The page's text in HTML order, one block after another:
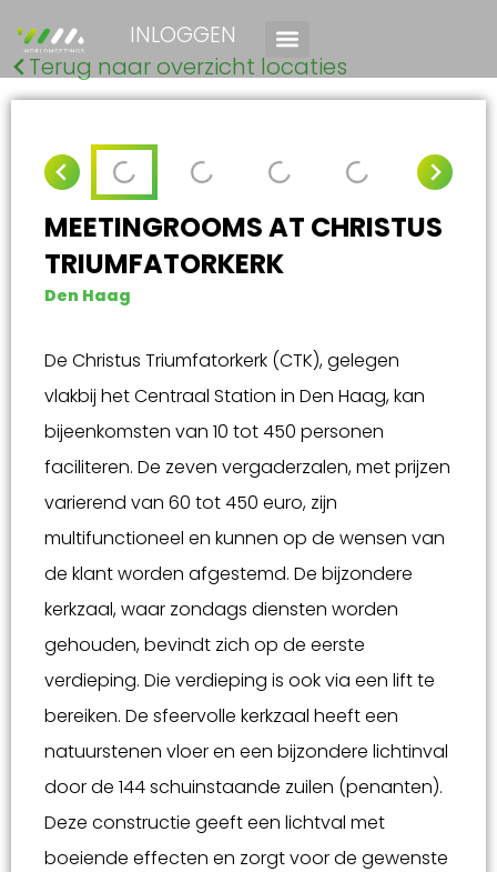
INLOGGEN
Terug naar overzicht locaties
MEETINGROOMS AT CHRISTUS
TRIUMFATORKERK
Den Haag
De Christus Triumfatorkerk (CTK), gelegen
vlakbij het Centraal Station in Den Haag, kan
bijeenkomsten van 10 tot 450 personen
faciliteren. De zeven vergaderzalen, met prijzen
varierend van 60 tot 450 euro, zijn
multifunctioneel en kunnen op de wensen van
de klant worden afgestemd. De bijzondere
kerkzaal, waar zondags diensten worden
gehouden, bevindt zich op de eerste
verdieping. Die verdieping is ook via een lift te
bereiken. De sfeervolle kerkzaal heeft een
natuurstenen vloer en een bijzondere lichtinval
door de 144 schuinstaande zuilen (penanten).
Deze constructie geeft een lichtval met
boeiende effecten en zorgt voor de gewenste